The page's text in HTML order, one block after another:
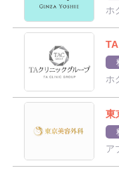
ホ
ホ
東
ア